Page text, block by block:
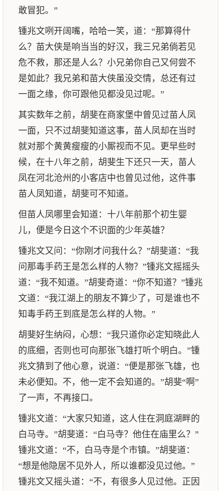
敢冒犯。”
锺兆文咧开阔嘴，哈哈一笑，道：“那算得什
么？苗大侠是响当当的好汉，我三兄弟倘若见
危不救，那还是人么？小兄弟你自己又何尝不
是如此？我兄弟和苗大侠虽没交情，总还有过
一面之缘，你可跟他见都没见过呢。”
其实数年之前，胡斐在商家堡中曾见过苗人凤
一面，只不过胡斐知道这事，苗人凤却在当时
就对那个黄黄瘦瘦的小厮视而不见。更早些时
候，在十八年之前，胡斐生下还只一天，苗人
凤在河北沧州的小客店中也曾见过他，这件事
苗人凤知道，胡斐可不知道。
但苗人凤哪里会知道：十八年前那个初生婴
儿，便是今日这个不识面的少年英雄？
锺兆文又问：“你刚才问我什么？”胡斐道：“我
问那毒手药王是怎么样的人物？”锺兆文摇摇头
道：“我不知道。”胡斐奇道：“你不知道？”锺兆
文道：“我江湖上的朋友不算少了，可是谁也不
知毒手药王到底是怎么样的人物。”
胡斐好生纳闷，心想：“我只道你必定知晓此人
的底细，否则也可向那张飞雄打听个明白。”锺
兆文猜到了他心意，说道：“便是那张飞雄，也
未必便知。不，他一定不会知道的。”胡斐“啊”
了一声，不再接口。
锺兆文道：“大家只知道，这人住在洞庭湖畔的
白马寺。”胡斐道：“白马寺？他住在庙里么？”
锺兆文道：“不，白马寺是个市镇。”胡斐道：
“想是他隐居不见外人，所以谁都没见过他。”
锺兆文又摇头道：“不，有很多人见过他。正因